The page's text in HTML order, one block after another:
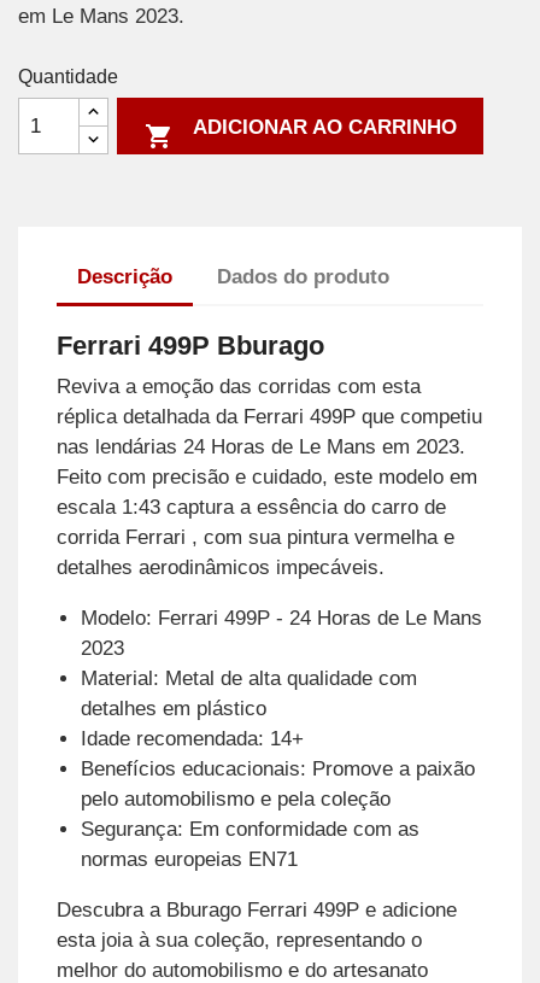
em Le Mans 2023.
Quantidade
 ADICIONAR AO CARRINHO
Descrição Dados do produto
Ferrari 499P Bburago
Reviva a emoção das corridas com esta
réplica detalhada da Ferrari 499P que competiu
nas lendárias 24 Horas de Le Mans em 2023.
Feito com precisão e cuidado, este modelo em
escala 1:43 captura a essência do carro de
corrida Ferrari , com sua pintura vermelha e
detalhes aerodinâmicos impecáveis.
Modelo: Ferrari 499P - 24 Horas de Le Mans
2023
Material: Metal de alta qualidade com
detalhes em plástico
Idade recomendada: 14+
Benefícios educacionais: Promove a paixão
pelo automobilismo e pela coleção
Segurança: Em conformidade com as
normas europeias EN71
Descubra a Bburago Ferrari 499P e adicione
esta joia à sua coleção, representando o
melhor do automobilismo e do artesanato